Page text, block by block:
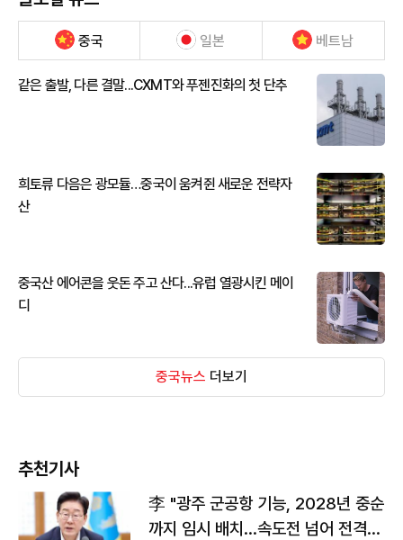
중국 일본 베트남
같은 출발, 다른 결말...CXMT와 푸젠진화의 첫 단추
희토류 다음은 광모듈…중국이 움켜쥔 새로운 전략자
산
중국산 에어콘을 웃돈 주고 산다...유럽 열광시킨 메이
디
중국뉴스 더보기
추천기사
李 "광주 군공항 기능, 2028년 중순
까지 임시 배치…속도전 넘어 전격